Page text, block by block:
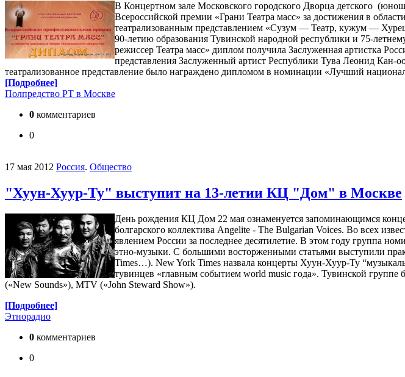
В Концертном зале Московского городского Дворца детского
Всероссийской премии «Грани Театра масс» за достижения в
театрализованным представлением «Сузум — Театр, кужум —
90-летию образования Тувинской народной республики и 75-
режиссер Театра масс» диплом получила Заслуженная артистка
представления Заслуженный артист Республики Тува Леонид Кан-
театрализованное представление было награждено дипломом в номинации «Лучший
[Подробнее]
Полпредство РТ в Москве
0 комментариев
0
17 мая 2012 Россия. Общество
"Хуун-Хуур-Ту" выступит на 13-летии КЦ "Дом" в Москве
День рождения КЦ Дом 22 мая ознаменуется запоминающимся
болгарского коллектива Angelite - The Bulgarian Voices. Во всех
явлением России за последнее десятилетие. В этом году группа
этно-музыки. С большими восторженными статьями выступили
Times…). New York Times назвала концерты Хуун-Хуур-Ту
тувинцев «главным событием world music года». Тувинской
(«New Sounds»), MTV («John Steward Show»).
[Подробнее]
Этнорадио
0 комментариев
0